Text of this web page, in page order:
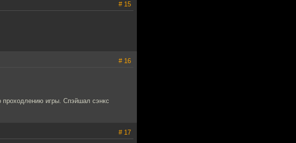
# 15
# 16
проходлению игры. Спэйшал сэнкс
# 17